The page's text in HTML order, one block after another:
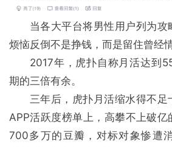
当各大平台将男性用户列为
烦恼反倒不是挣钱，而是留住曾经
2017年，虎扑自称月活达到
期的三倍有余。
三年后，虎扑月活缩水得不
APP活跃度榜单上，高攀不上破亿
700多万的豆瓣，对标对象惨遭